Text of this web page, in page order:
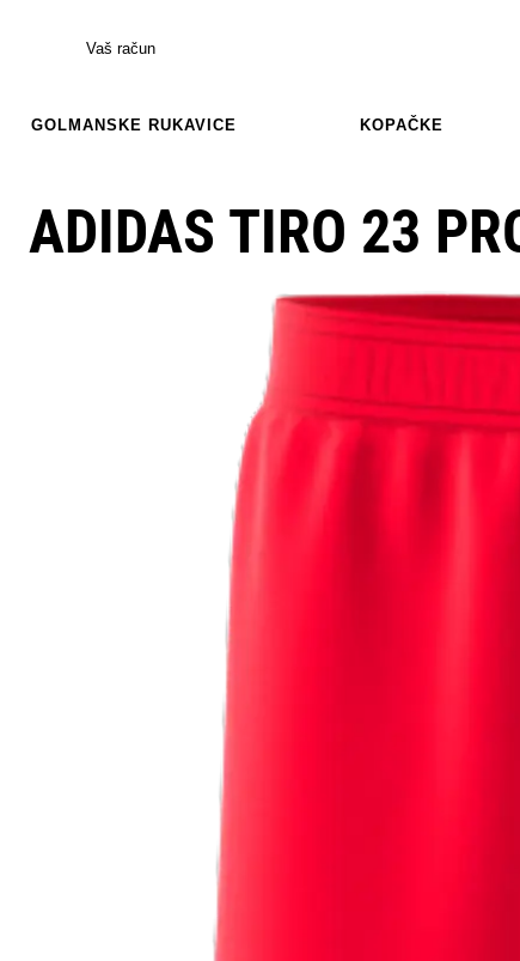
Vaš račun
GOLMANSKE RUKAVICE KOPAČKE
ADIDAS TIRO 23